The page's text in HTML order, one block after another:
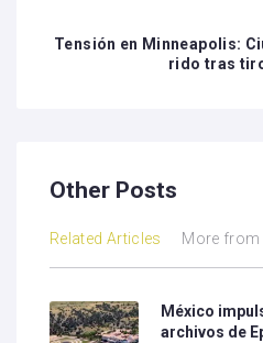
Tensión en Minneapolis:
rido tras
Other Posts
Related Articles More
México
archivos de